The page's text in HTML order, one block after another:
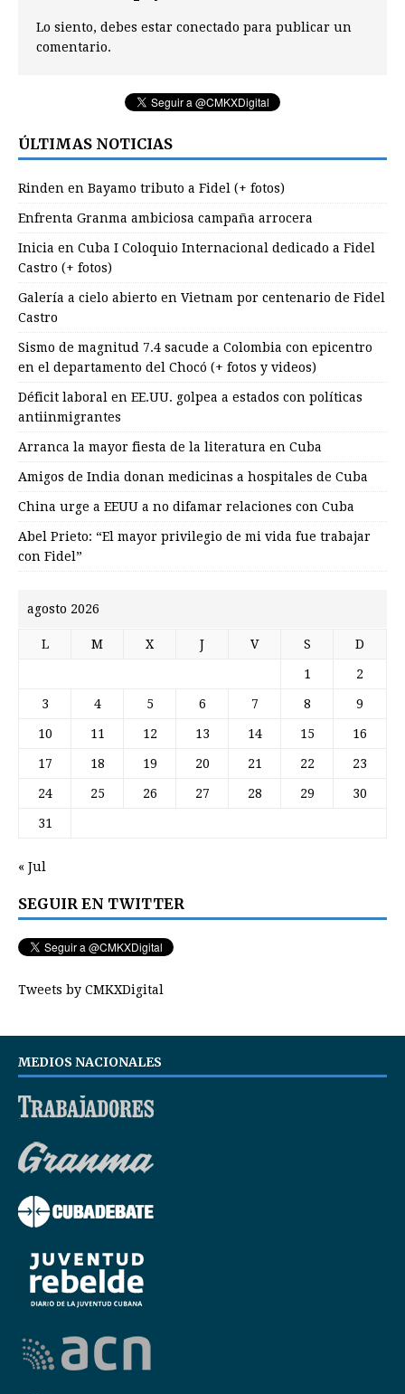
Lo siento, debes estar conectado para publicar un
comentario.
ÚLTIMAS NOTICIAS
Rinden en Bayamo tributo a Fidel (+ fotos)
Enfrenta Granma ambiciosa campaña arrocera
Inicia en Cuba I Coloquio Internacional dedicado a Fidel
Castro (+ fotos)
Galería a cielo abierto en Vietnam por centenario de Fidel
Castro
Sismo de magnitud 7.4 sacude a Colombia con epicentro
en el departamento del Chocó (+ fotos y videos)
Déficit laboral en EE.UU. golpea a estados con políticas
antiinmigrantes
Arranca la mayor fiesta de la literatura en Cuba
Amigos de India donan medicinas a hospitales de Cuba
China urge a EEUU a no difamar relaciones con Cuba
Abel Prieto: “El mayor privilegio de mi vida fue trabajar
con Fidel”
agosto 2026
L M X J V S D
1 2
3 4 5 6 7 8 9
10 11 12 13 14 15 16
17 18 19 20 21 22 23
24 25 26 27 28 29 30
31
« Jul
SEGUIR EN TWITTER
Tweets by CMKXDigital
MEDIOS NACIONALES